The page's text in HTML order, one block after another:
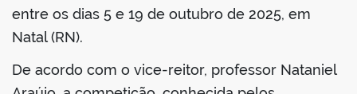
entre os dias 5 e 19 de outubro de 2025, em
Natal (RN).
De acordo com o vice-reitor, professor Nataniel